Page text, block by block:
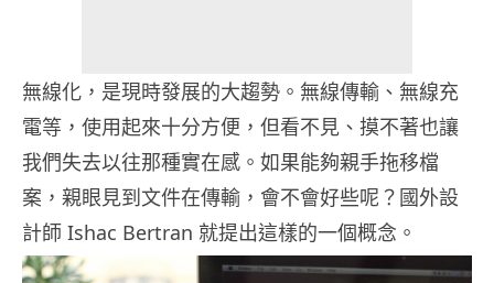
無線化，是現時發展的大趨勢。無線傳輸、無線充
電等，使用起來十分方便，但看不見、摸不著也讓
我們失去以往那種實在感。如果能夠親手拖移檔
案，親眼見到文件在傳輸，會不會好些呢？國外設
計師 Ishac Bertran 就提出這樣的一個概念。